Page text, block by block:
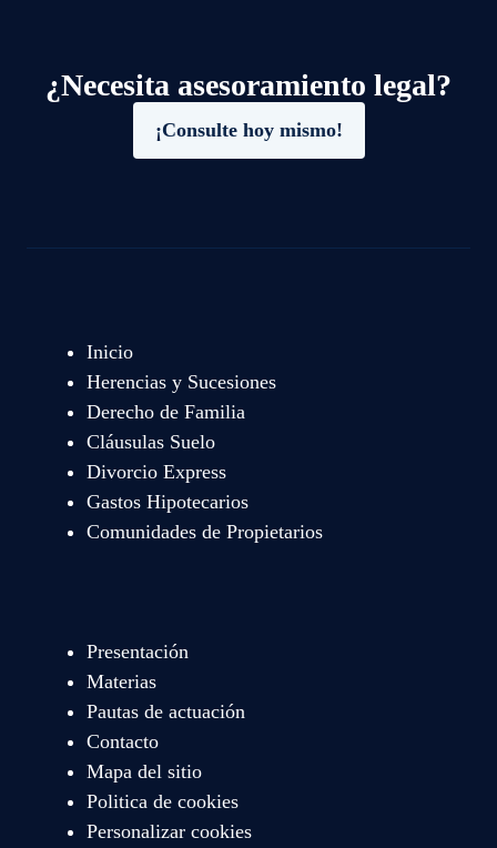
¿Necesita asesoramiento legal?
¡Consulte hoy mismo!
Inicio
Herencias y Sucesiones
Derecho de Familia
Cláusulas Suelo
Divorcio Express
Gastos Hipotecarios
Comunidades de Propietarios
Presentación
Materias
Pautas de actuación
Contacto
Mapa del sitio
Politica de cookies
Personalizar cookies